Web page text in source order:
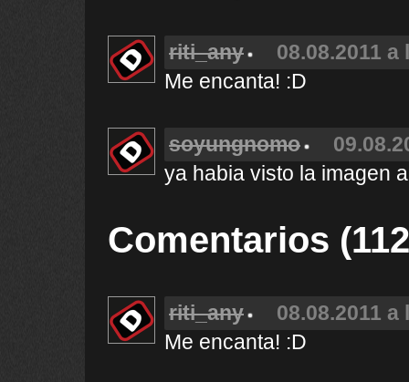
riti_any
08.08.2011 a
Me encanta! :D
soyungnomo
ya habia visto la imagen
Comentarios
riti_any
08.08.2011 a
Me encanta! :D